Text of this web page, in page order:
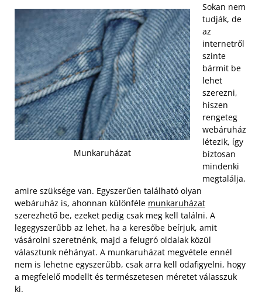
Munkaruházat
Sokan nem
tudják, de
az
internetről
szinte
bármit be
lehet
szerezni,
hiszen
rengeteg
webáruház
létezik, így
biztosan
mindenki
megtalálja,
amire szüksége van. Egyszerűen található olyan
webáruház is, ahonnan különféle munkaruházat
szerezhető be, ezeket pedig csak meg kell találni. A
legegyszerűbb az lehet, ha a keresőbe beírjuk, amit
vásárolni szeretnénk, majd a felugró oldalak közül
választunk néhányat. A munkaruházat megvétele ennél
nem is lehetne egyszerűbb, csak arra kell odafigyelni, hogy
a megfelelő modellt és természetesen méretet válasszuk
ki.